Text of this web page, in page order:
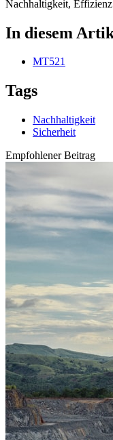
Nachhaltigkeit,
In diesem
MT521
Tags
Nachhaltigkeit
Sicherheit
Empfohlener Beitrag